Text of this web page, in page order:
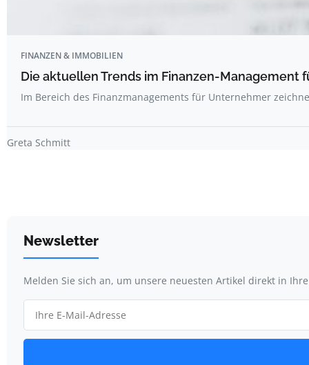
FINANZEN & IMMOBILIEN
Die aktuellen Trends im Finanzen-Management
Im Bereich des Finanzmanagements für Unternehmer
Greta Schmitt
Newsletter
Melden Sie sich an, um unsere neuesten Artikel direkt in